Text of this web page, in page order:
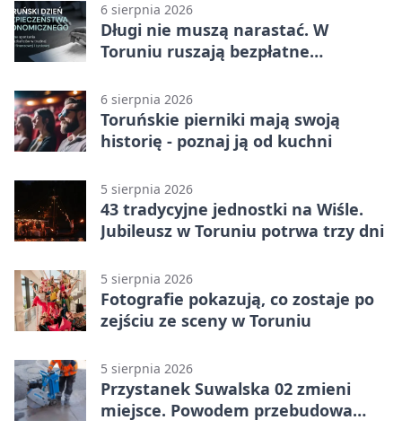
6 sierpnia 2026
Długi nie muszą narastać. W
Toruniu ruszają bezpłatne
6 sierpnia 2026
Toruńskie pierniki mają swoją
historię - poznaj ją od kuchni
5 sierpnia 2026
43 tradycyjne jednostki na Wiśle.
Jubileusz w Toruniu potrwa trzy dni
5 sierpnia 2026
Fotografie pokazują, co zostaje po
zejściu ze sceny w Toruniu
5 sierpnia 2026
Przystanek Suwalska 02 zmieni
miejsce. Powodem przebudowa